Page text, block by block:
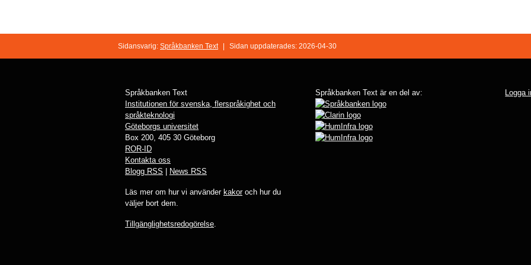
Sidansvarig: Språkbanken Text Sidan uppdaterades: 2026-04-30
Språkbanken Text
Institutionen för svenska, flerspråkighet och
språkteknologi
Göteborgs universitet
Box 200, 405 30 Göteborg
ROR-ID
Kontakta oss
Blogg RSS
News RSS
Läs mer om hur vi använder kakoroch hur du
väljer bort dem.
Tillgänglighetsredogörelse.
Språkbanken Text är en del av: Logga